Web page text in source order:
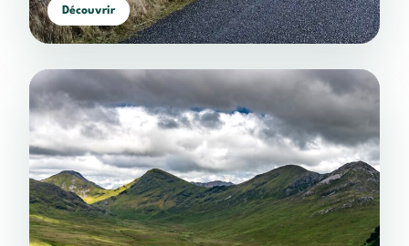
Découvrir